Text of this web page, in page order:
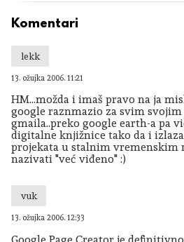
Komentari
lekk
13. ožujka 2006. 11:21
HM...možda i imaš pravo na ja
google raznmazio za svim svojim
gmaila..preko google earth-a pa
digitalne knjižnice tako da i
projekata u stalnim vremenskim
nazivati "već viđeno" :)
vuk
13. ožujka 2006. 12:33
Google Page Creator je